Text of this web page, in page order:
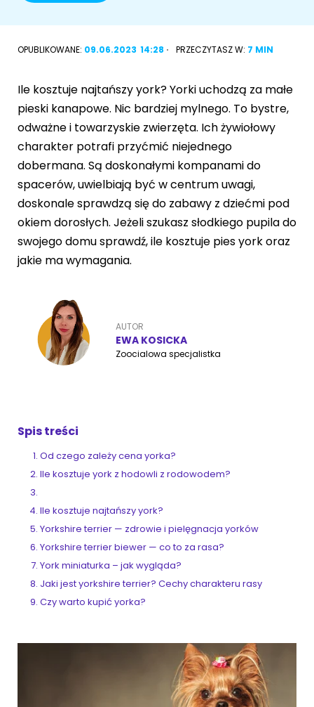
Akcesoria dla psa
Sznaucer miniaturowy
Golden retriever
Buldog francuski
Owczarek niemiecki
Wyszukiwarka ras psów
Przyjazne miejsca
ZoociaLove News
RASY KOTÓW
Kot syberyjski
Kot perski
Kot rosyjski niebieski
OPUBLIKOWANE: 09.06.2023 14:28 PRZECZYTASZ W: 7 MIN
Ile kosztuje najtańszy york? Yorki uchodzą za małe
pieski kanapowe. Nic bardziej mylnego. To bystre,
odważne i towarzyskie zwierzęta. Ich żywiołowy
charakter potrafi przyćmić niejednego
dobermana. Są doskonałymi kompanami do
spacerów, uwielbiają być w centrum uwagi,
doskonale sprawdzą się do zabawy z dziećmi pod
okiem dorosłych. Jeżeli szukasz słodkiego pupila do
swojego domu sprawdź, ile kosztuje pies york oraz
jakie ma wymagania.
AUTOR
EWA KOSICKA
Zoocialowa specjalistka
Spis treści
Od czego zależy cena yorka?
Ile kosztuje york z hodowli z rodowodem?
Ile kosztuje najtańszy york?
Yorkshire terrier — zdrowie i pielęgnacja yorków
Yorkshire terrier biewer — co to za rasa?
York miniaturka – jak wygląda?
Jaki jest yorkshire terrier? Cechy charakteru rasy
Czy warto kupić yorka?